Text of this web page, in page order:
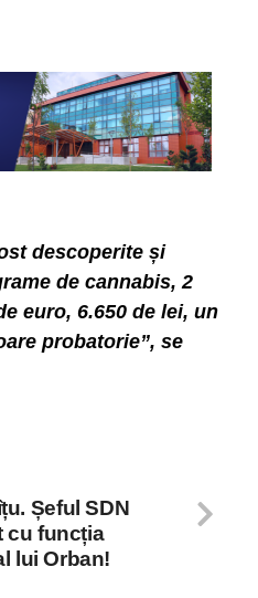
descoperite și
de cannabis, 2
euro, 6.650 de lei, un
probatorie”, se
Șeful SDN
cu funcția
lui Orban!